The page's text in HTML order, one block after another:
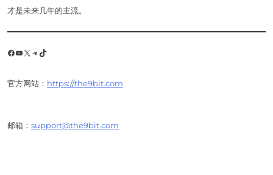
才是未来几年的主流。
Facebook
YouTube
X Telegram
TikTok
官方网站： https://the9bit.com
邮箱： support@the9bit.com